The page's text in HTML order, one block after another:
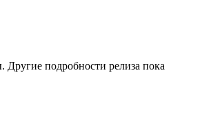
подробности релиза пока